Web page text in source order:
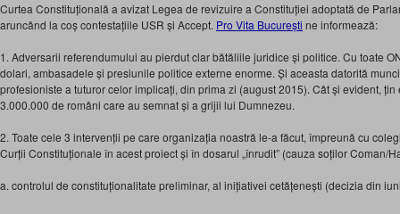
Curtea Constituțională a avizat Legea de revizuire a Constituției adoptată de
aruncând la coș contestațiile USR și Accept. Pro Vita București ne informează:
1. Adversarii referendumului au pierdut clar bătăliile juridice și politice. Cu toate
dolari, ambasadele și presiunile politice externe enorme. Și aceasta datorită
profesioniste a tuturor celor implicați, din prima zi (august 2015). Cât și evident,
3.000.000 de români care au semnat și a grijii lui Dumnezeu.
2. Toate cele 3 intervenții pe care organizația noastră le-a făcut, împreună cu
Curții Constituționale în acest proiect și în dosarul „înrudit” (cauza soților Coman/
a. controlul de constituționalitate preliminar, al inițiativei cetățenești (decizia din